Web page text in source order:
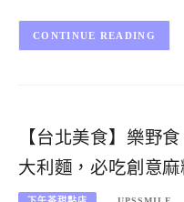
CONTINUE READING
【台北美食】樂野
大利麵，必吃創意